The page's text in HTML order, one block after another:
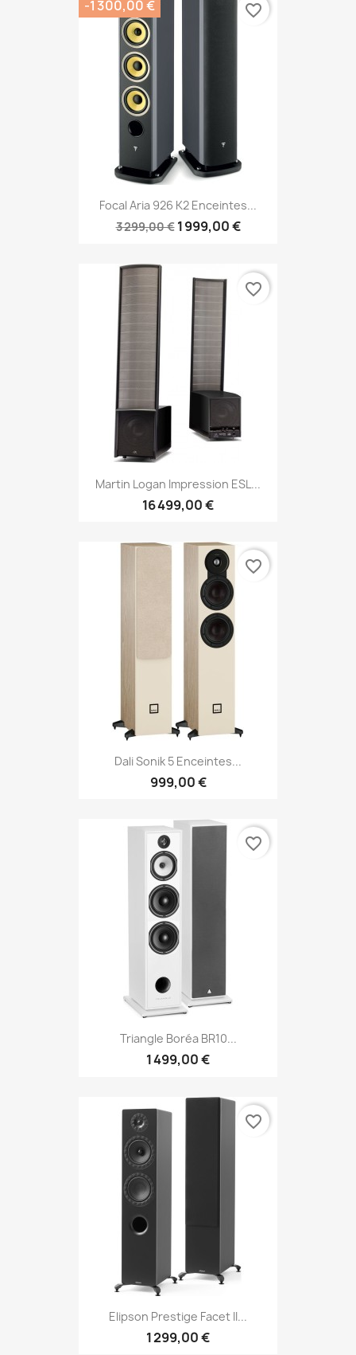
Focal Aria 926 K2 Enceintes...
3 299,00 € 1 999,00 €
-1 300,00 € favorite_border
Martin Logan Impression ESL...
16 499,00 €
favorite_border
Dali Sonik 5 Enceintes...
999,00 €
favorite_border
Triangle Boréa BR10...
1 499,00 €
favorite_border
Elipson Prestige Facet II...
1 299,00 €
favorite_border